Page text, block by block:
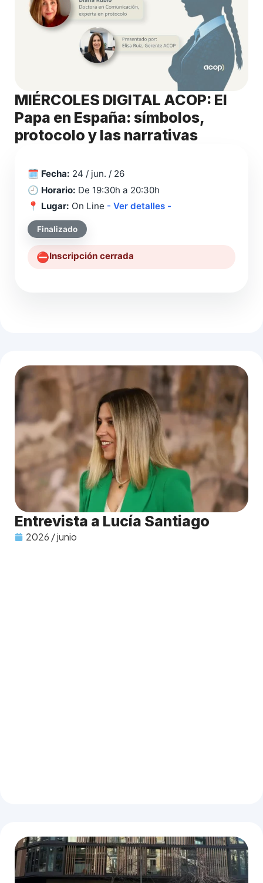
MIÉRCOLES DIGITAL ACOP: El
Papa en España: símbolos,
protocolo y las narrativas
🗓️ Fecha: 24 / jun. / 26
🕘 Horario: De 19:30h a 20:30h
📍 Lugar: On Line - Ver detalles -
Finalizado
⛔️Inscripción cerrada
Entrevista a Lucía Santiago
2026 / junio